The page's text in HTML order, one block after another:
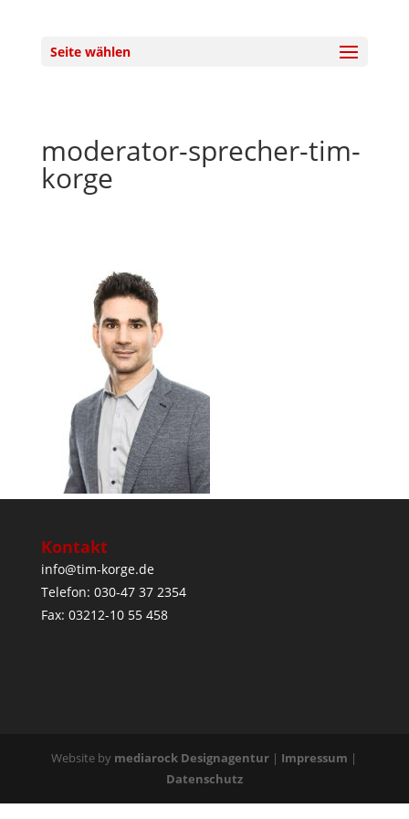
Seite wählen
moderator-sprecher-tim-
korge
Kontakt
info@tim-korge.de
Telefon: 030-47 37 2354
Fax: 03212-10 55 458
Website by mediarock Designagentur | Impressum |
Datenschutz